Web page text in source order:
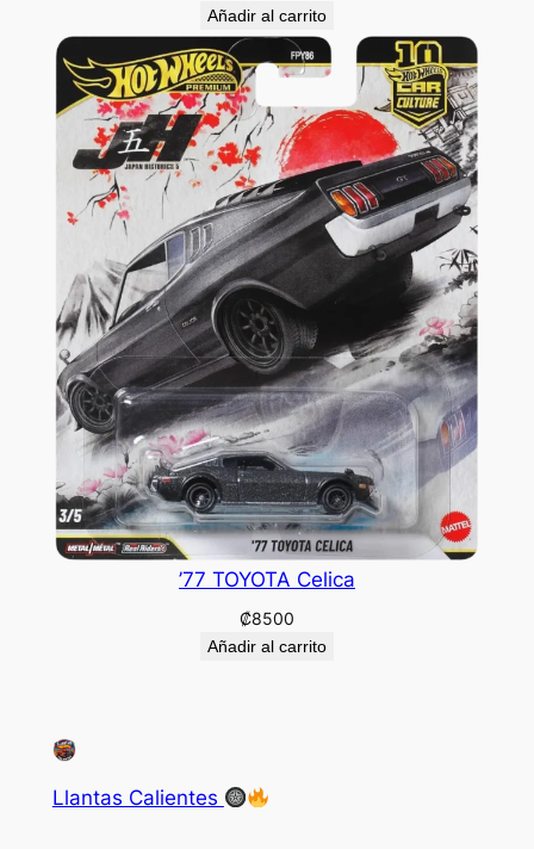
Añadir al carrito
’77 TOYOTA Celica
₡8500
Añadir al carrito
Llantas Calientes